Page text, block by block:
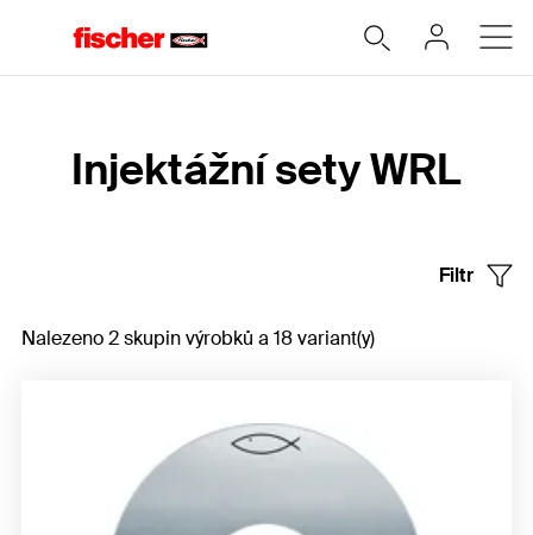
Injektážní sety WRL
Filtr
Nalezeno 2 skupin výrobků a 18 variant(y)